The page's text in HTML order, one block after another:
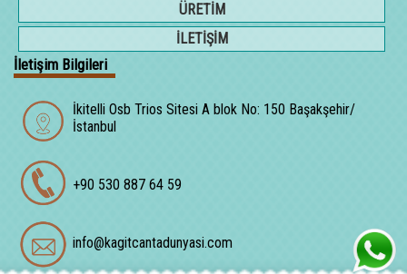
ÜRETİM
İLETİŞİM
İletişim Bilgileri
İkitelli Osb Trios Sitesi A blok No: 150 Başakşehir/
İstanbul
+90 530 887 64 59
info@kagitcantadunyasi.com